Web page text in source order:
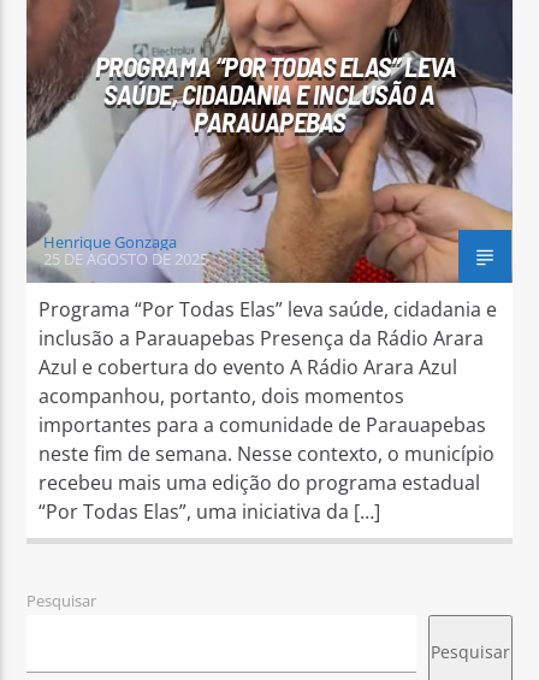
Arara Azul FM
PROGRAMA “POR TODAS ELAS” LEVA
SAÚDE, CIDADANIA E INCLUSÃO A
PARAUAPEBAS
Henrique Gonzaga
25 DE AGOSTO DE 2025
Programa “Por Todas Elas” leva saúde, cidadania e
inclusão a Parauapebas Presença da Rádio Arara
Azul e cobertura do evento A Rádio Arara Azul
acompanhou, portanto, dois momentos
importantes para a comunidade de Parauapebas
neste fim de semana. Nesse contexto, o município
recebeu mais uma edição do programa estadual
“Por Todas Elas”, uma iniciativa da […]
Pesquisar
Pesquisar